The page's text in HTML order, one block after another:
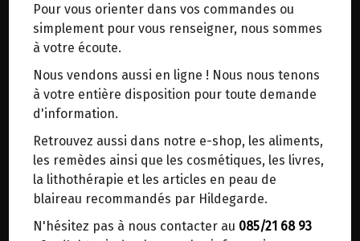
Pour vous orienter dans vos commandes ou
simplement pour vous renseigner, nous sommes
à votre écoute.
Nous vendons aussi en ligne ! Nous nous tenons
à votre entière disposition pour toute demande
d'information.
Retrouvez aussi dans notre e-shop, les aliments,
les remèdes ainsi que les cosmétiques, les livres,
la lithothérapie et les articles en peau de
blaireau recommandés par Hildegarde.
N'hésitez pas à nous contacter au 085/21 68 93
d'enlèvement ou distributeur BBox de BPost :
points d'enlèvement ou distributeurs BBox
Merci de signaler dans les commentaires, le
point d'enlèvement choisi.
Sinon, vous pouvez envoyer un mail avec le
point d'enlèvement désiré ou bien nous vous
recontacterons afin de déterminer ensemble le
lieu de livraison choisi.
Choisir ce lieu
Variété non hybridée : Oberkulmer (avec parfois
mélange de Frankencorn).
de toute source de pollution.
Les flocons d'épeautre instantanés sont laminés
retirée, ils contiennent moins de fibres.
Cela les rend plus digestes et adaptés à la
préparation d'aliments pour les personnes
sensibles ou les bébés (lait infantile bouilli et
bouillies cuites avec du liquide) et de soupes.